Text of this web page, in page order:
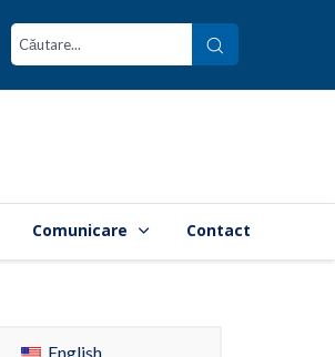
Comunicare Contact
English